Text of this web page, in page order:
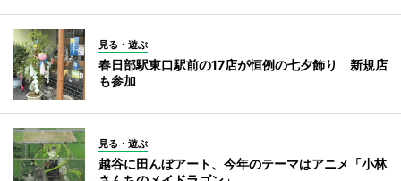
見る・遊ぶ
春日部駅東口駅前の17店が恒例の七夕飾り 新規店
も参加
見る・遊ぶ
越谷に田んぼアート、今年のテーマはアニメ「小林